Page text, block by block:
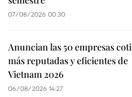
07/08/2026 00:30
Anuncian las 50 empresas
más reputadas y eficientes de
Vietnam 2026
06/08/2026 14:27